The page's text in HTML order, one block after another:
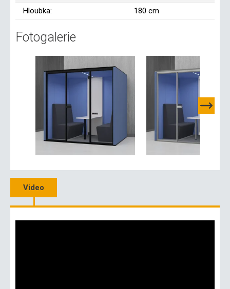
Hloubka:
180 cm
Fotogalerie
Video